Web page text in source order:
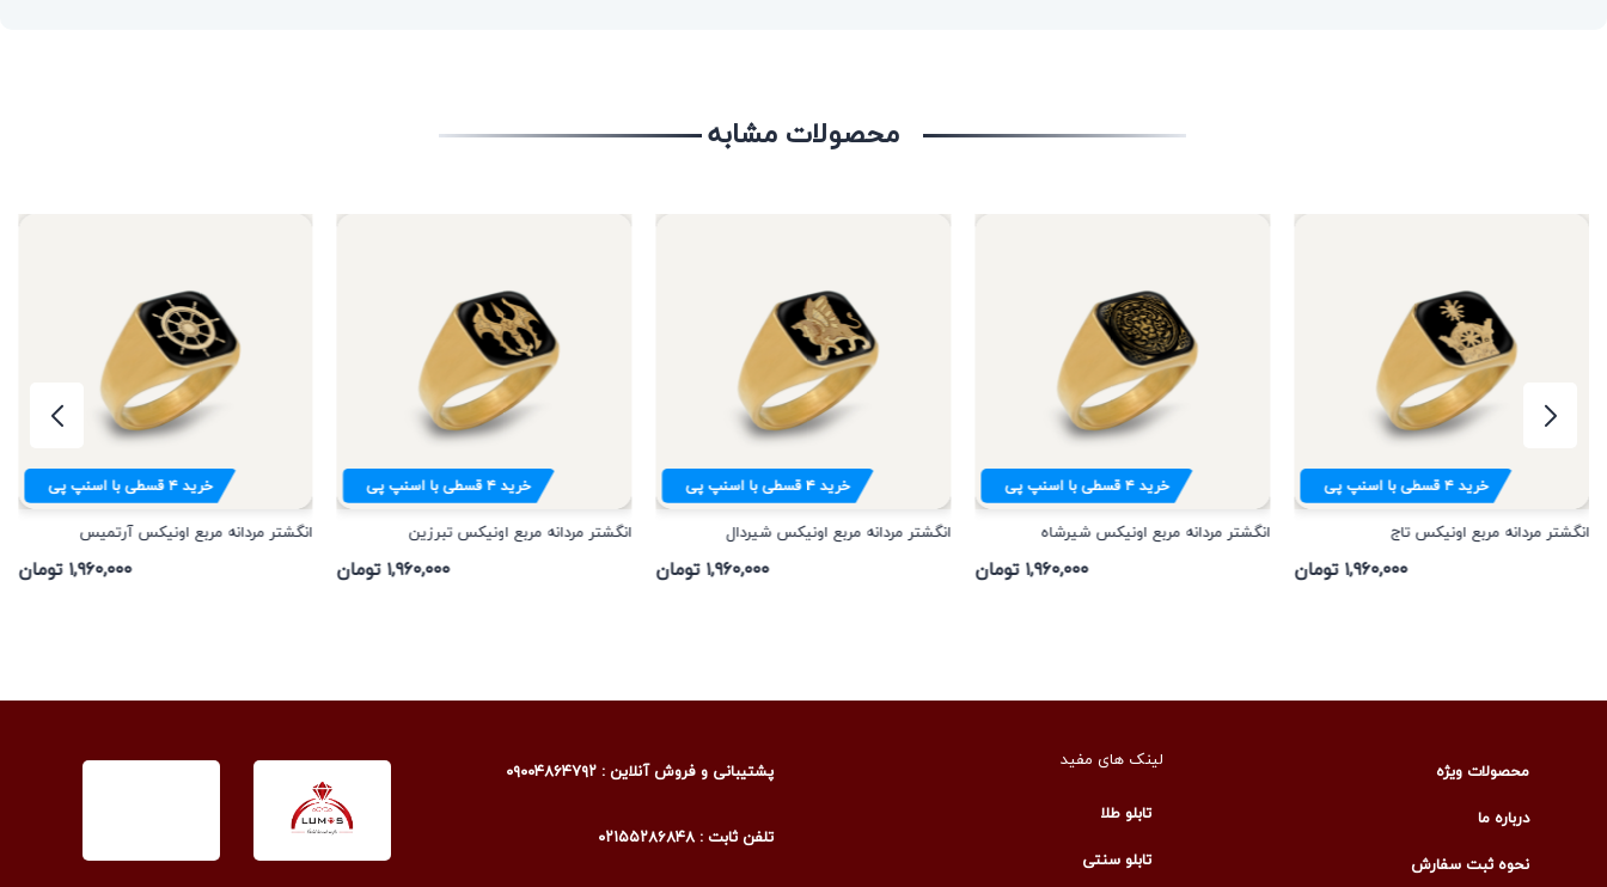
محصولات مشابه
خرید۴قسطی با اسنپ پی
انگشتر مردانه مربع اونیکس تاج
۱,۹۶۰,۰۰۰ تومان
خرید۴قسطی با اسنپ پی
انگشتر مردانه مربع اونیکس شیرشاه
۱,۹۶۰,۰۰۰ تومان
خرید۴قسطی با اسنپ پی
انگشتر مردانه مربع اونیکس شیردال
۱,۹۶۰,۰۰۰ تومان
خرید۴قسطی با اسنپ پی
انگشتر مردانه مربع اونیکس تبرزین
۱,۹۶۰,۰۰۰ تومان
خرید۴قسطی با اسنپ پی
انگشتر مردانه مربع اونیکس آرتمیس
۱,۹۶۰,۰۰۰ تومان
محصولات ویژه
درباره ما
نحوه ثبت سفارش
لینک های مفید
تابلو طلا
تابلو سنتی
پشتیبانی و فروش آنلاین : ۰۹۰۰۴۸۶۴۷۹۲
تلفن ثابت : ۰۲۱۵۵۲۸۶۸۴۸